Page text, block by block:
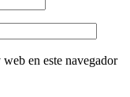
en este navegador